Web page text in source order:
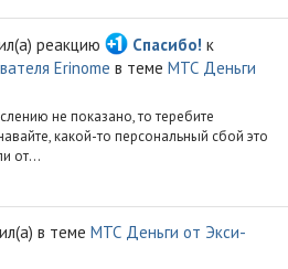
реакцию Спасибо! к
Erinome в теме МТС Деньги
не показано, то теребите
какой-то персональный сбой это
от...
в теме МТС Деньги от Экси-